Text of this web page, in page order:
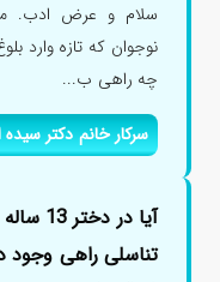
سلام و عرض ادب.
نوجوان که تازه وارد
چه راهی ب...
سرکار خانم دکتر سیده
آیا
تناسلی راهی وجود